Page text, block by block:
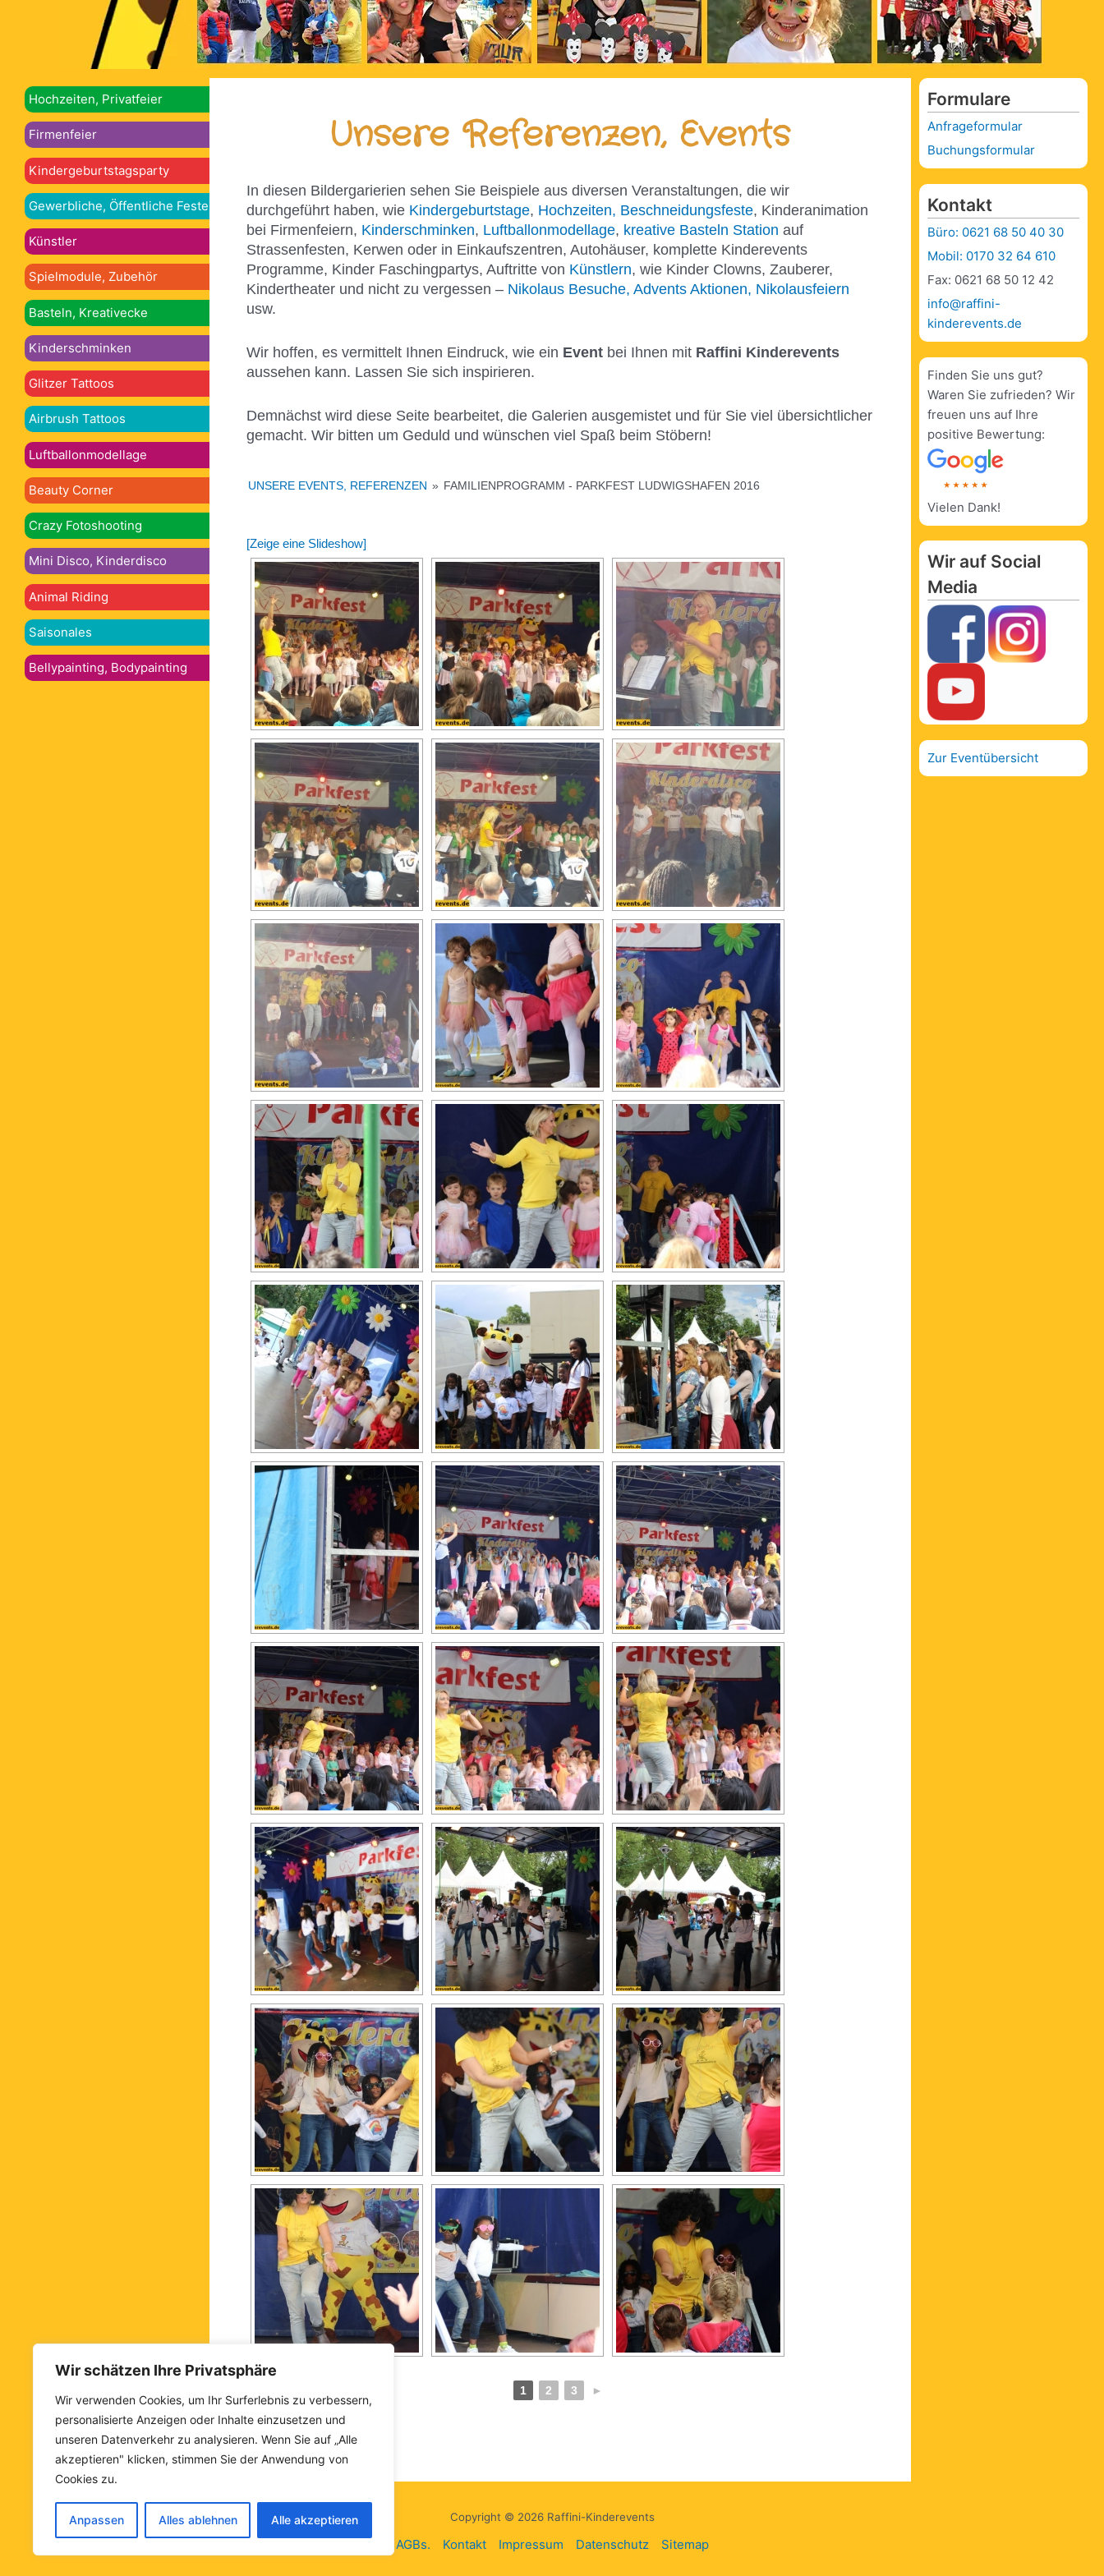
Wir schätzen Ihre Privatsphäre
Wir verwenden Cookies, um Ihr Surferlebnis zu verbessern,
personalisierte Anzeigen oder Inhalte einzusetzen und
unseren Datenverkehr zu analysieren. Wenn Sie auf „Alle
akzeptieren" klicken, stimmen Sie der Anwendung von
Cookies zu.
Anpassen Alles ablehnen Alle akzeptieren
Hochzeiten, Privatfeier
Firmenfeier
Kindergeburtstagsparty
Gewerbliche, Öffentliche Feste
Künstler
Spielmodule, Zubehör
Basteln, Kreativecke
Kinderschminken
Glitzer Tattoos
Airbrush Tattoos
Luftballonmodellage
Beauty Corner
Crazy Fotoshooting
Mini Disco, Kinderdisco
Animal Riding
Saisonales
Bellypainting, Bodypainting
Unsere Referenzen, Events
In diesen Bildergarierien sehen Sie Beispiele aus diversen Veranstaltungen, die wir
durchgeführt haben, wie Kindergeburtstage, Hochzeiten, Beschneidungsfeste, Kinderanimation
bei Firmenfeiern, Kinderschminken, Luftballonmodellage, kreative Basteln Station auf
Strassenfesten, Kerwen oder in Einkaufszentren, Autohäuser, komplette Kinderevents
Programme, Kinder Faschingpartys, Auftritte von Künstlern, wie Kinder Clowns, Zauberer,
Kindertheater und nicht zu vergessen – Nikolaus Besuche, Advents Aktionen, Nikolausfeiern
usw.
Wir hoffen, es vermittelt Ihnen Eindruck, wie ein Event bei Ihnen mit Raffini Kinderevents
aussehen kann. Lassen Sie sich inspirieren.
Demnächst wird diese Seite bearbeitet, die Galerien ausgemistet und für Sie viel übersichtlicher
gemacht. Wir bitten um Geduld und wünschen viel Spaß beim Stöbern!
UNSERE EVENTS, REFERENZEN » FAMILIENPROGRAMM - PARKFEST LUDWIGSHAFEN 2016
[Zeige eine Slideshow]
1 2 3 ►
Formulare
Anfrageformular
Buchungsformular
Kontakt
Büro: 0621 68 50 40 30
Mobil: 0170 32 64 610
Fax: 0621 68 50 12 42
info@raffini-
kinderevents.de
Finden Sie uns gut?
Waren Sie zufrieden? Wir
freuen uns auf Ihre
positive Bewertung:
Vielen Dank!
Wir auf Social
Media
Zur Eventübersicht
Copyright © 2026 Raffini-Kinderevents
AGBs. Kontakt Impressum Datenschutz Sitemap